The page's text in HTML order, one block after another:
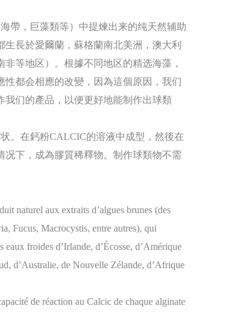
帶，巨藻類等）中提煉出来的纯天然辅助
生長於愛爾蘭，蘇格蘭南北美洲，澳大利
非等地区）。根據不同地区的精选海藻，
性都会相應的改變，因為這個原因，我们
我们的產品，以便更好地能制作出球類
。在鈣粉CALCIC的溶液中成型，然後在
况下，成為膠質稀釋物。制作球類物不需
naturel aux extraits d’algues brunes (des
Fucus, Macrocystis, entre autres), qui
eaux froides d’Irlande, d’Écosse, d’Amérique
d’Australie, de Nouvelle Zélande, d’Afrique
de réaction au Calcic de chaque alginate